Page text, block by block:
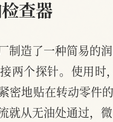
查器
制造了一种简易的
两个探针。使用
密地贴在转动零件
从无油处通过，微